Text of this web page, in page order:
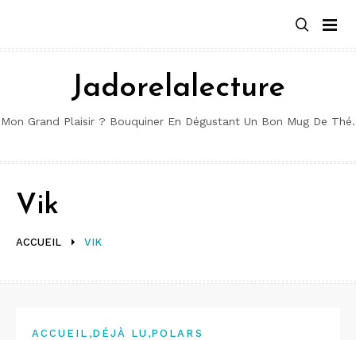
contenu
Jadorelalecture
Mon Grand Plaisir ? Bouquiner En Dégustant Un Bon Mug De Thé.
ACCUEIL VIK
Vik
ACCUEIL ,DÉJÀ LU ,POLARS